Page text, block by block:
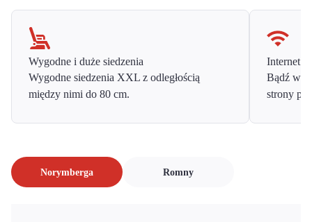
Wygodne i duże siedzenia
Wygodne siedzenia XXL z odległością
między nimi do 80 cm.
Internet
Bądź w
strony
Norymberga Romny